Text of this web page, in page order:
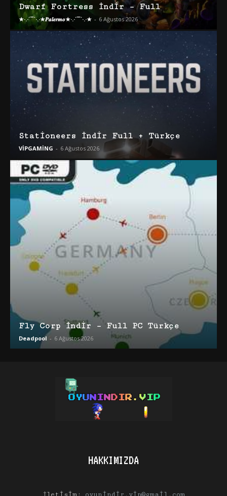
Dwarf Fortress İndir – Full
★·.·´¯`·.·★𝑷𝒂𝒍𝒆𝒓𝒎𝒐★·.·´¯`·.·★ - 6 Ağustos 2026
Stationeers İndir Full + Türkçe
VİPGAMİNG - 6 Ağustos 2026
Fly Corp İndir – Full PC Türkçe
Deadpool - 6 Ağustos 2026
HAKKIMIZDA